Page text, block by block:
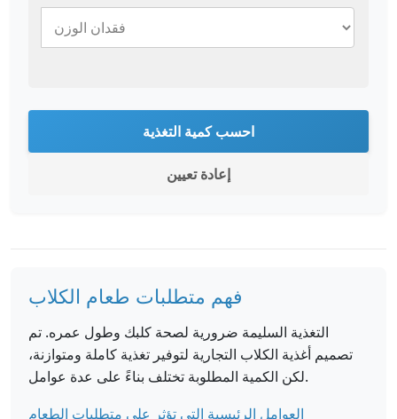
احسب كمية التغذية
إعادة تعيين
فهم متطلبات طعام الكلاب
التغذية السليمة ضرورية لصحة كلبك وطول عمره. تم
تصميم أغذية الكلاب التجارية لتوفير تغذية كاملة ومتوازنة،
لكن الكمية المطلوبة تختلف بناءً على عدة عوامل.
العوامل الرئيسية التي تؤثر على متطلبات الطعام